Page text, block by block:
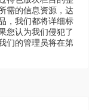
需的信息资源，达
，我们都将详细标
您认为我们侵犯了
们的管理员将在第